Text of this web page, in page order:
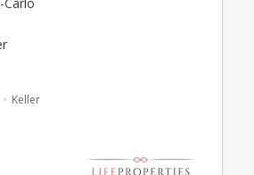
Keller